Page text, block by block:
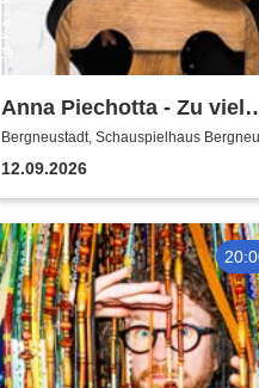
Anna Piechotta - Zu viel
Emotionen
Bergneustadt, Schauspielhaus
12.09.2026